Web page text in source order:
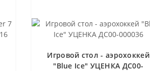
Игровой стол - аэрохоккей
"Blue Ice" УЦЕНКА ДС00-